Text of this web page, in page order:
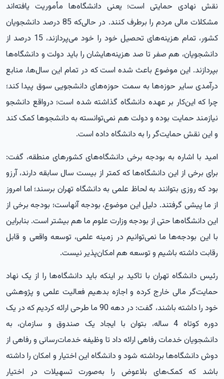
نقش نهادی حمایتی است؛ یعنی دانشگاه‌ها مأموریت یافته‌اند
مشکلات مالی مردم را برطرف کنند. در حالی‌که 85 درصد دانشجویان
کشور، تمام هزینه‌های تحصیل خود را خود می‌پردازند، 15 درصد از
دانشجویان، هم صفر تا صد هزینه‌هایشان را باید دولت و دانشگاه‌ها
بپردازند. این موضوع باعث شده است که در تمام این سال‌ها، منابع
درآمدی سایر حوزه‌ها به سمت حوزه‌های دانشجویی سوق پیدا کند؛
چرا که این‌کار بر عهده دانشگاه گذاشته شده است؛ درواقع دانشجو
نیازمند حمایت بوده و دولت هم نمی‌توانسته به دانشجوها کمک کند
و این نقش حمایت‌گر را به دانشگاه داده است.
امید با اشاره به بودجه برخی دانشگاه‌های کشورهای منطقه، گفت:
برای برخی از این دانشگاه‌ها که کمتر از بیست سال سابقه دارند، آرزو
بود که روزی بتوانند به لحاظ علمی به دانشگاه تهران برسند؛ اما امروز
از ما پیشی گرفتند. دلیل این موضوع، بودجه آنهاست؛ بودجه برخی از
این دانشگاه‌ها حتی از بودجه وزارت علوم ما هم بیشتر است. بنابراین
با این بودجه‌ها ما نمی‌توانیم در زمینه علمی، توسعه واقعی و قابل
رقابت داشته باشیم و توسعه هم امکان‌پذیر نیست.
رئیس دانشگاه تهران با تاکید بر اینکه باید دانشگاه‌ها را از یک نهاد
حمایت‌گر مالی خارج کرده و اجازه بدهیم فعالیت علمی و پژوهشی
خود را داشته باشند، گفت: در دهه 90 ما طرحی ارائه کردیم که در یک
دوره کوتاه 4 ساله، بتوان با ایجاد یک صندوق و سازمان، به
دانشجویان خدمات رفاهی ارائه داد تا وظیفه خدمات‌رسانی و رفاهی از
دوش دانشگاه‌ها برداشته شود و دانشگاه این اختیار و امکان را داشته
باشد که کمک‌های بلاعوض را به‌صورت تسهیلات در اختیار